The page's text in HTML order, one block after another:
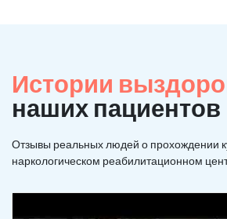
Истории
наших пациентов
Отзывы реальных людей о прохождении
наркологическом реабилитационном